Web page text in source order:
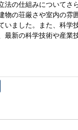
の仕組みについてさ
物の荘厳さや室内の雰
ました。また、科学
新の科学技術や産業